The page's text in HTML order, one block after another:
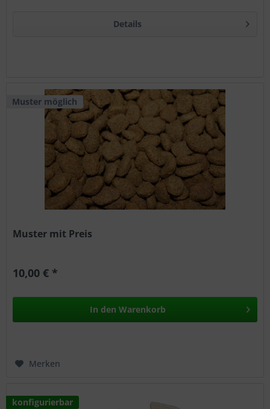
Details
Muster möglich
Muster mit Preis
10,00 € *
In den Warenkorb
Merken
konfigurierbar